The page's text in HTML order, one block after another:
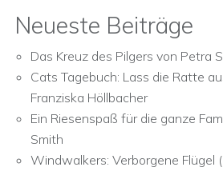
Neueste Beiträge
Das Kreuz des Pilgers von Petra
Cats Tagebuch: Lass die Ratte
Franziska Höllbacher
Ein Riesenspaß für die ganze
Smith
Windwalkers: Verborgene Flügel